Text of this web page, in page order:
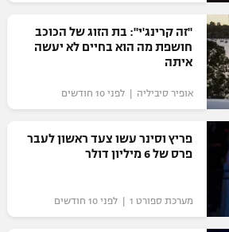
לבית עסק
"זה קרינג'י": בת הזוג של הכוכב
חושפת מה הוא בחיים לא יעשה
איתה
אופיר סיביליה | לפני 10 חודשים
פריץ וסינר עשו צעד ראשון לעבר
פרס של 6 מיליון דולר
מערכת ספורט 1 | לפני 10 חודשים